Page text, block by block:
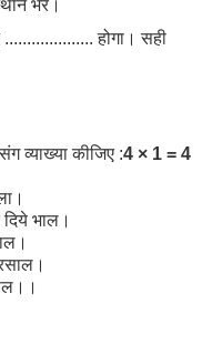
भरें।
.................... होगा। सही
व्याख्या कीजिए :4 × 1 = 4
भाल।